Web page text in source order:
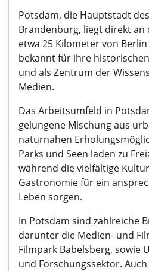
Potsdam, die Hauptstadt
Brandenburg, liegt direkt
etwa 25 Kilometer von
bekannt für ihre
und als Zentrum der
Medien.
Das Arbeitsumfeld in
gelungene Mischung aus
naturnahen
Parks und Seen laden zu
während die vielfältige
Gastronomie für ein
Leben sorgen.
In Potsdam sind zahlreiche
darunter die Medien- und
Filmpark Babelsberg, sowie
und Forschungssektor.